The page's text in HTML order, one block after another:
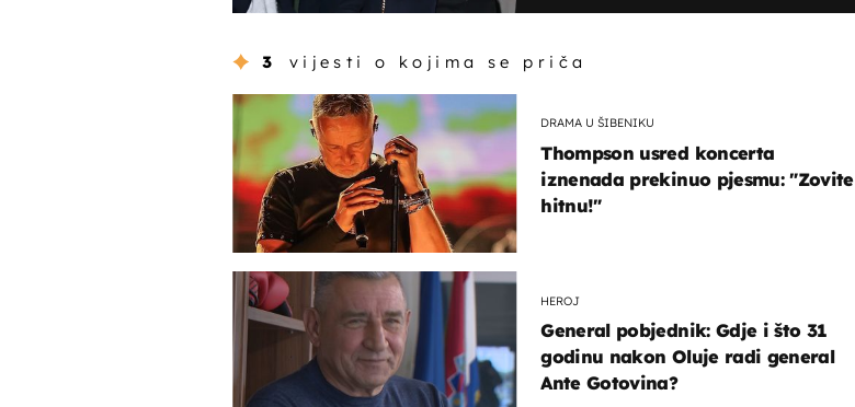
3 vijesti o kojima se priča
DRAMA U ŠIBENIKU
Thompson usred koncerta
iznenada prekinuo pjesmu: "Zovite
hitnu!"
HEROJ
General pobjednik: Gdje i što 31
godinu nakon Oluje radi general
Ante Gotovina?